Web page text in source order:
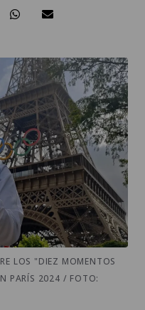
LOS "DIEZ MOMENTOS
PARÍS 2024 / FOTO: